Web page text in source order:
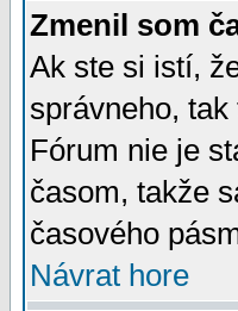
Zmenil som
Ak ste si istí,
správneho,
Fórum nie je
časom, takže
časového
Návrat hore